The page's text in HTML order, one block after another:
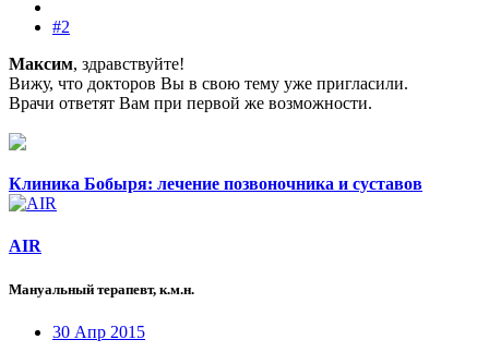
#2
Максим, здравствуйте!
Вижу, что докторов Вы в свою тему уже пригласили.
Врачи ответят Вам при первой же возможности.
Клиника Бобыря: лечение позвоночника и суставов
AIR
Мануальный терапевт, к.м.н.
30 Апр 2015